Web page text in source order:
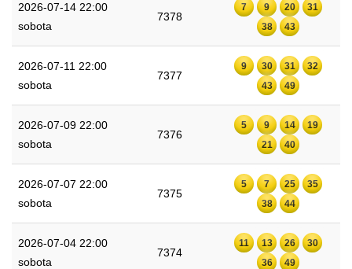
2026-07-14 22:00
sobota
7378
7 9 20
31
38
43
2026-07-11 22:00
sobota
7377
9 30 31
32
43
49
2026-07-09 22:00
sobota
7376
5 9 14
19
21
40
2026-07-07 22:00
sobota
7375
5 7 25
35
38
44
2026-07-04 22:00
sobota
7374
11 13 26
30
36
49